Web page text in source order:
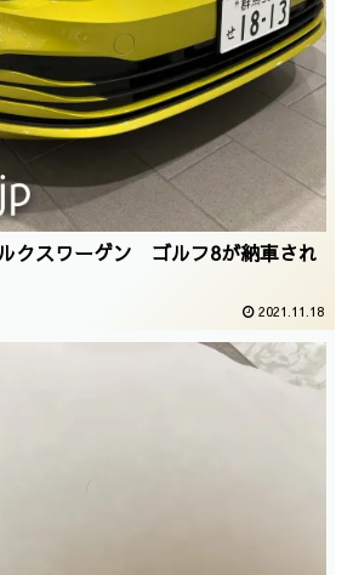
クスワーゲン ゴルフ8が納車され
2021.11.18